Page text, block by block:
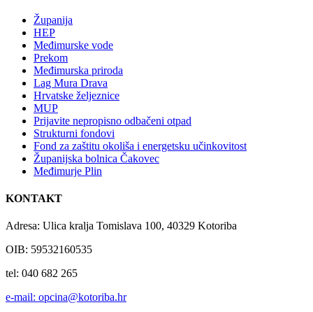
Županija
HEP
Međimurske vode
Prekom
Međimurska priroda
Lag Mura Drava
Hrvatske željeznice
MUP
Prijavite nepropisno odbačeni otpad
Strukturni fondovi
Fond za zaštitu okoliša i energetsku učinkovitost
Županijska bolnica Čakovec
Međimurje Plin
KONTAKT
Adresa: Ulica kralja Tomislava 100, 40329 Kotoriba
OIB: 59532160535
tel: 040 682 265
e-mail: opcina@kotoriba.hr